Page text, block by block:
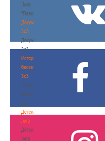
Лига
"Палова"
Документы
3х3
Документы
3х3
История
баскетбола
3х3
История
баскетбола
3х3
Детская
лига
Детская
лига